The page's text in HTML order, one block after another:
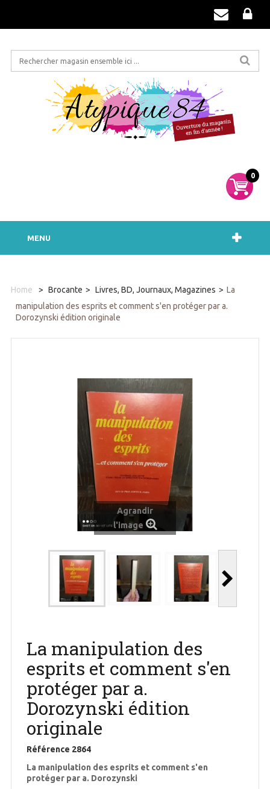
0
MENU
Home > Brocante > Livres, BD, Journaux, Magazines > La
manipulation des esprits et comment s'en protéger par a.
Dorozynski édition originale
Agrandir
l'image
La manipulation des
esprits et comment s'en
protéger par a.
Dorozynski édition
originale
Référence 2864
La manipulation des esprits et comment s'en
protéger par a. Dorozynski